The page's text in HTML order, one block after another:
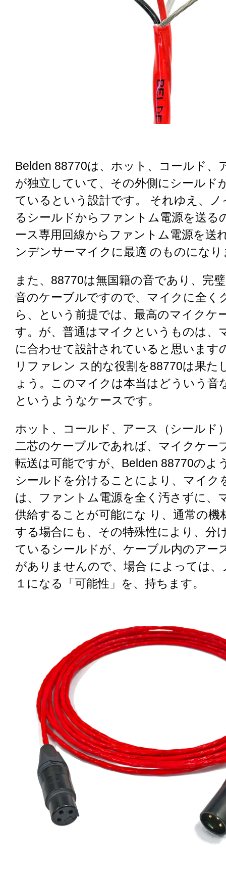
Belden 88770は、ホット、コールド、
が独立していて、その外側にシールド
ているという設計です。 それゆえ、
るシールドからファントム電源を送る
ース専用回線からファントム電源を送
ンデンサーマイクに最適 のものになり
また、88770は無国籍の音であり、完
音のケーブルですので、マイクに全く
ら、という前提では、最高のマイクケ
す。が、普通はマイクというものは、
に合わせて設計されていると思います
リファレン ス的な役割を88770は果た
ょう。このマイクは本当はどういう
というようなケースです。
ホット、コールド、アース（シールド
二芯のケーブルであれば、マイクケー
転送は可能ですが、Belden 88770のよ
シールドを分けることにより、マイク
は、ファントム電源を全く汚さずに、
供給することが可能にな り、通常の機
する場合にも、その特殊性により、分
ているシールドが、ケーブル内のアー
がありませんので、場合 によっては
１になる「可能性」を、持ちます。